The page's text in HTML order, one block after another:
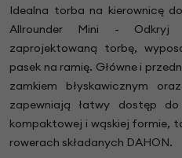
Idealna torba na kierownicę
Allrounder Mini - Odkryj
zaprojektowaną torbę,
pasek na ramię. Główne i
zamkiem błyskawicznym
zapewniają łatwy dostęp
kompaktowej i wąskiej formie,
rowerach składanych DAHON.